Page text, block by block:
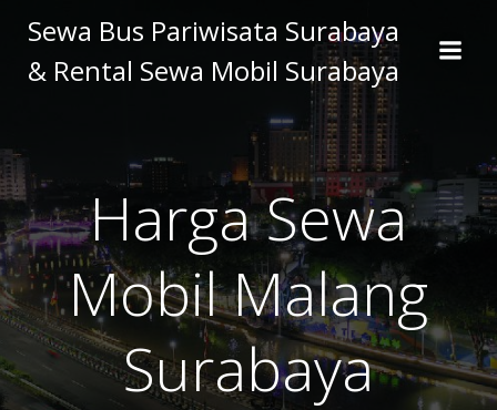
to
content
Sewa Bus Pariwisata Surabaya
& Rental Sewa Mobil Surabaya
Harga Sewa
Mobil Malang
Surabaya